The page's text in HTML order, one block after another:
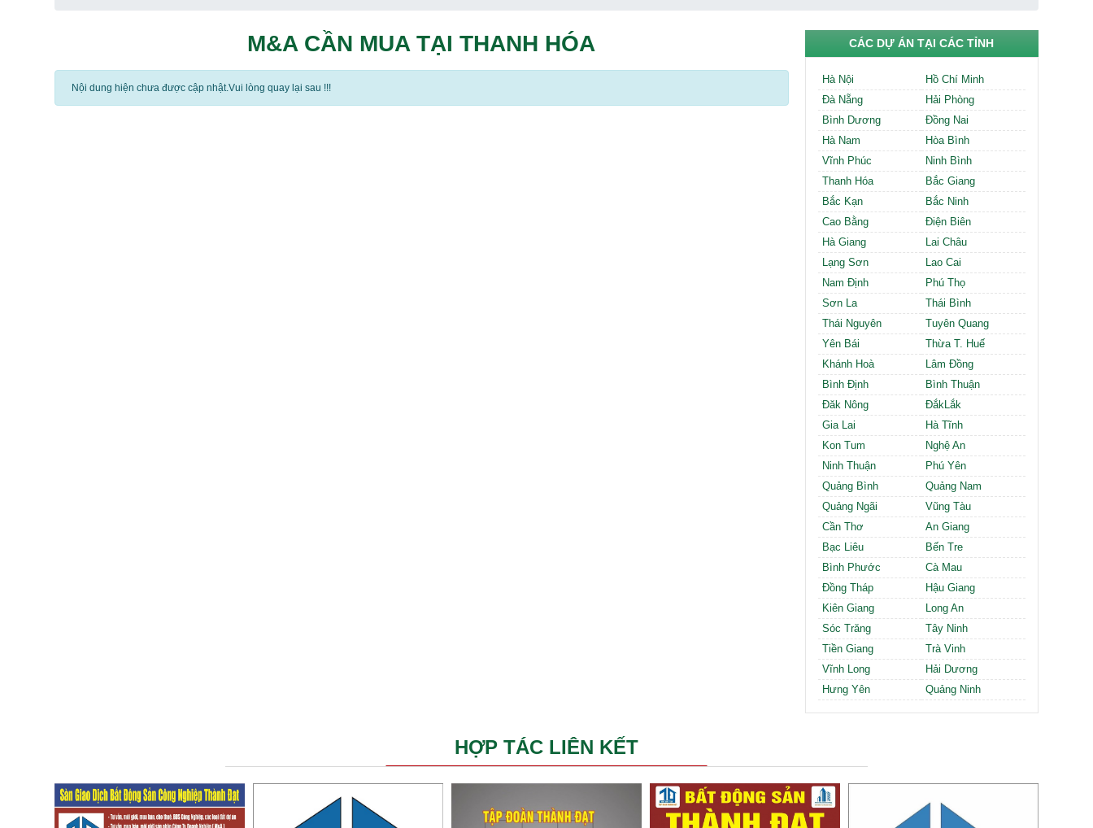
Cần thuê MBKD tại Phường Yên Hòa
Cần thuê MBKD tại Phường Nghĩa Độ
Cần thuê MBKD tại Phường Phương Liệt
Cần thuê MBKD tại Phường Khương Đình
Cần thuê MBKD tại Phường Yên Sở
Cần thuê MBKD tại Phường Hoàng Liệt
Cần thuê MBKD tại Phường Định Công
Cần thuê MBKD tại Phường Tương Mai
Cần thuê MBKD tại Phường Vĩnh Hưng
Cần thuê MBKD tại Phường Lĩnh Nam
Cần thuê MBKD tại Phường Hồng Hà
Cần thuê MBKD tại Phường Láng
Cần thuê MBKD tại Phường Văn Miếu
Cần thuê MBKD tại Phường Kim Liên
Cần thuê MBKD tại Phường Bạch Mai
Cần thuê MBKD tại Phường Vĩnh Tuy
M&A CẦN MUA TẠI THANH HÓA
Nội dung hiện chưa được cập nhật.Vui lòng quay lại sau !!!
CÁC DỰ ÁN TẠI CÁC TỈNH
Hà Nội
Hồ Chí Minh
Đà Nẵng
Hải Phòng
Bình Dương
Đồng Nai
Hà Nam
Hòa Bình
Vĩnh Phúc
Ninh Bình
Thanh Hóa
Bắc Giang
Bắc Kạn
Bắc Ninh
Cao Bằng
Điện Biên
Hà Giang
Lai Châu
Lạng Sơn
Lao Cai
Nam Định
Phú Thọ
Sơn La
Thái Bình
Thái Nguyên
Tuyên Quang
Yên Bái
Thừa T. Huế
Khánh Hoà
Lâm Đồng
Bình Định
Bình Thuận
Đăk Nông
ĐắkLắk
Gia Lai
Hà Tĩnh
Kon Tum
Nghệ An
Ninh Thuận
Phú Yên
Quảng Bình
Quảng Nam
Quảng Ngãi
Vũng Tàu
Cần Thơ
An Giang
Bạc Liêu
Bến Tre
Bình Phước
Cà Mau
Đồng Tháp
Hậu Giang
Kiên Giang
Long An
Sóc Trăng
Tây Ninh
Tiền Giang
Trà Vinh
Vĩnh Long
Hải Dương
Hưng Yên
Quảng Ninh
HỢP TÁC LIÊN KẾT